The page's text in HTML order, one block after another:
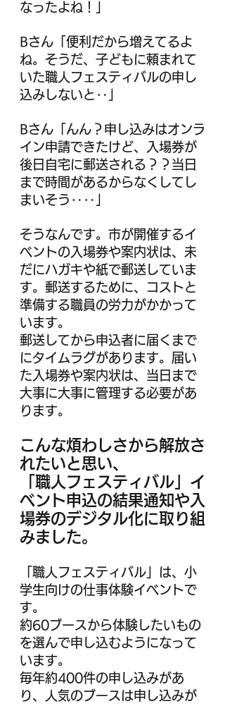
なったよね！」
Bさん「便利だから増えてるよ
ね。そうだ、子どもに頼まれて
いた職人フェスティバルの申し
込みしないと‥」
Bさん「んん？申し込みはオンラ
イン申請できたけど、入場券が
後日自宅に郵送される？？当日
まで時間があるからなくしてし
まいそう‥‥」
そうなんです。市が開催するイ
ベントの入場券や案内状は、未
だにハガキや紙で郵送していま
す。郵送するために、コストと
準備する職員の労力がかかって
います。
郵送してから申込者に届くまで
にタイムラグがあります。届い
た入場券や案内状は、当日まで
大事に大事に管理する必要があ
ります。
こんな煩わしさから解放さ
れたいと思い、
「職人フェスティバル」イ
ベント申込の結果通知や入
場券のデジタル化に取り組
みました。
「職人フェスティバル」は、小
学生向けの仕事体験イベントで
す。
約60ブースから体験したいもの
を選んで申し込むようになって
います。
毎年約400件の申し込みがあ
り、人気のブースは申し込みが